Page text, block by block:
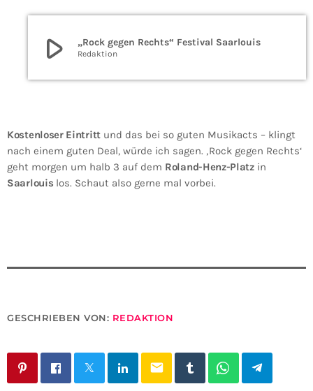
play_arrow „Rock gegen Rechts“ Festival Saarlouis
Redaktion
Kostenloser Eintritt und das bei so guten Musikacts – klingt
nach einem guten Deal, würde ich sagen. ‚Rock gegen Rechts‘
geht morgen um halb 3 auf dem Roland-Henz-Platzin
Saarlouis los. Schaut also gerne mal vorbei.
GESCHRIEBEN VON: REDAKTION
email